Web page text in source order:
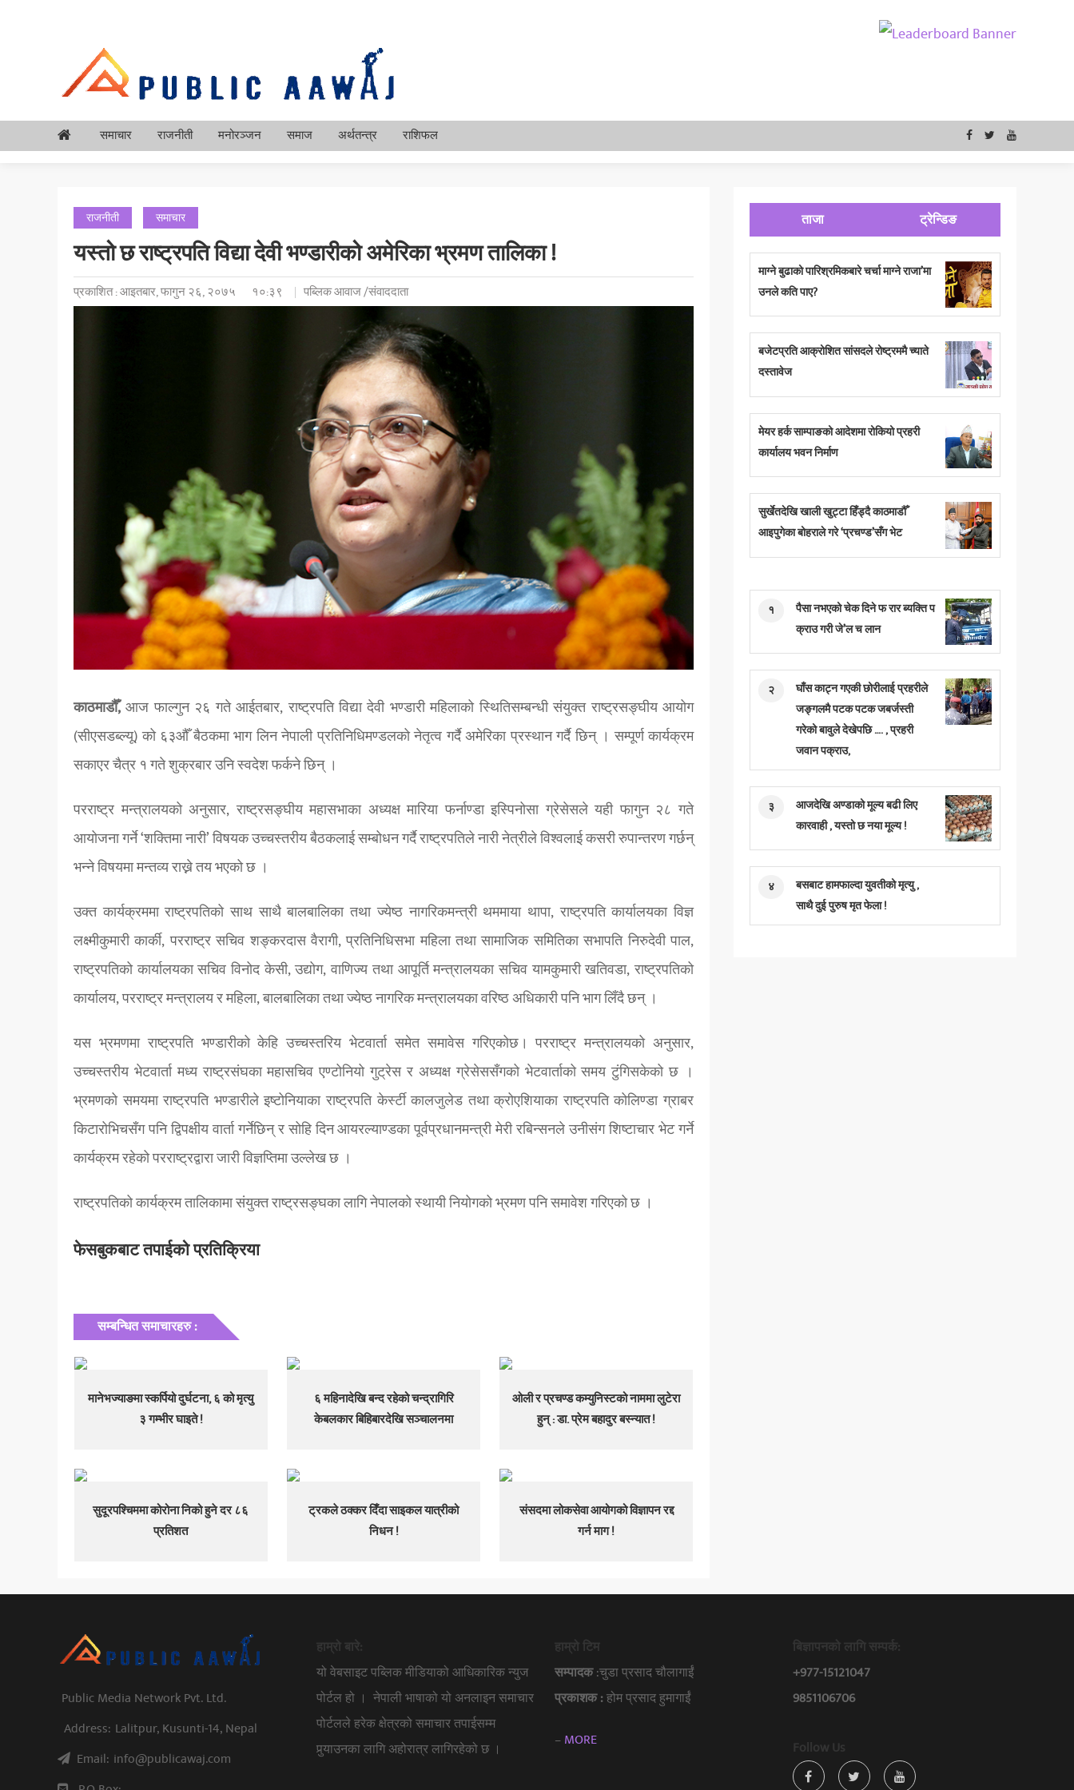
समाचार राजनीती मनोरञ्जन समाज अर्थतन्त्र राशिफल
राजनीती समाचार
यस्तो छ राष्ट्रपति विद्या देवी भण्डारीको अमेरिका भ्रमण तालिका !
प्रकाशित : आइतबार, फागुन २६, २०७५ १०:३९ पब्लिक आवाज /संवाददाता
काठमाडौँ,आज फाल्गुन २६ गते आईतबार, राष्ट्रपति विद्या देवी भण्डारी महिलाको स्थितिसम्बन्धी संयुक्त राष्ट्रसङ्घीय आयोग
(सीएसडब्ल्यू) को ६३औँ बैठकमा भाग लिन नेपाली प्रतिनिधिमण्डलको नेतृत्व गर्दै अमेरिका प्रस्थान गर्दै छिन् । सम्पूर्ण कार्यक्रम
सकाएर चैत्र १ गते शुक्रबार उनि स्वदेश फर्कने छिन् ।
परराष्ट्र मन्त्रालयको अनुसार, राष्ट्रसङ्घीय महासभाका अध्यक्ष मारिया फर्नाण्डा इस्पिनोसा ग्रेसेसले यही फागुन २८ गते
आयोजना गर्ने ‘शक्तिमा नारी’ विषयक उच्चस्तरीय बैठकलाई सम्बोधन गर्दै राष्ट्रपतिले नारी नेत्रीले विश्वलाई कसरी रुपान्तरण गर्छन्
भन्ने विषयमा मन्तव्य राख्ने तय भएको छ ।
उक्त कार्यक्रममा राष्ट्रपतिको साथ साथै बालबालिका तथा ज्येष्ठ नागरिकमन्त्री थममाया थापा, राष्ट्रपति कार्यालयका विज्ञ
लक्ष्मीकुमारी कार्की, परराष्ट्र सचिव शङ्करदास वैरागी, प्रतिनिधिसभा महिला तथा सामाजिक समितिका सभापति निरुदेवी पाल,
राष्ट्रपतिको कार्यालयका सचिव विनोद केसी, उद्योग, वाणिज्य तथा आपूर्ति मन्त्रालयका सचिव यामकुमारी खतिवडा, राष्ट्रपतिको
कार्यालय, परराष्ट्र मन्त्रालय र महिला, बालबालिका तथा ज्येष्ठ नागरिक मन्त्रालयका वरिष्ठ अधिकारी पनि भाग लिँदै छन् ।
यस भ्रमणमा राष्ट्रपति भण्डारीको केहि उच्चस्तरिय भेटवार्ता समेत समावेस गरिएकोछ। परराष्ट्र मन्त्रालयको अनुसार,
उच्चस्तरीय भेटवार्ता मध्य राष्ट्रसंघका महासचिव एण्टोनियो गुट्रेस र अध्यक्ष ग्रेसेससँगको भेटवार्ताको समय टुंगिसकेको छ ।
भ्रमणको समयमा राष्ट्रपति भण्डारीले इष्टोनियाका राष्ट्रपति केर्स्टी कालजुलेड तथा क्रोएशियाका राष्ट्रपति कोलिण्डा ग्राबर
किटारोभिचसँग पनि द्विपक्षीय वार्ता गर्नेछिन् र सोहि दिन आयरल्याण्डका पूर्वप्रधानमन्त्री मेरी रबिन्सनले उनीसंग शिष्टाचार भेट गर्ने
कार्यक्रम रहेको परराष्ट्रद्वारा जारी विज्ञप्तिमा उल्लेख छ ।
राष्ट्रपतिको कार्यक्रम तालिकामा संयुक्त राष्ट्रसङ्घका लागि नेपालको स्थायी नियोगको भ्रमण पनि समावेश गरिएको छ ।
फेसबुकबाट तपाईको प्रतिक्रिया
सम्बन्धित समाचारहरु :
मानेभज्याङमा स्कर्पियो दुर्घटना, ६ को मृत्यु
३ गम्भीर घाइते !
६ महिनादेखि बन्द रहेको चन्द्रागिरि
केबलकार बिहिबारदेखि सञ्चालनमा
ओली र प्रचण्ड कम्युनिस्टको नाममा लुटेरा
हुन् : डा. प्रेम बहादुर बस्न्यात !
सुदूरपश्चिममा कोरोना निको हुने दर ८६
प्रतिशत
ट्रकले ठक्कर दिँदा साइकल यात्रीको
निधन !
संसदमा लोकसेवा आयोगको विज्ञापन रद्द
गर्न माग !
ताजा ट्रेन्डिङ
माग्ने बुढाको पारिश्रमिकबारे चर्चा माग्ने राजा’मा
उनले कति पाए?
बजेटप्रति आक्रोशित सांसदले रोष्ट्रममै च्याते
दस्तावेज
मेयर हर्क साम्पाङको आदेशमा रोकियो प्रहरी
कार्यालय भवन निर्माण
सुर्खेतदेखि खाली खुट्टा हिँड्दै काठमाडौँ
आइपुगेका बोहराले गरे ‘प्रचण्ड’सँग भेट
१
पैसा नभएको चेक दिने फ रार ब्यक्ति प
क्राउ गरी जे’ल च लान
२
घाँस काट्न गएकी छोरीलाई प्रहरीले
जङ्गलमै पटक पटक जबर्जस्ती
गरेको बावुले देखेपछि …. , प्रहरी
जवान पक्राउ,
३
आजदेखि अण्डाको मूल्य बढी लिए
कारवाही , यस्तो छ नया मूल्य !
४
बसबाट हामफाल्दा युवतीको मृत्यु ,
साथै दुई पुरुष मृत फेला !
Public Media Network Pvt. Ltd.
Address: Lalitpur, Kusunti-14, Nepal
Email: info@publicawaj.com
हाम्रो बारे:
यो वेबसाइट पब्लिक मीडियाको आधिकारिक न्युज
पोर्टल हो । नेपाली भाषाको यो अनलाइन समाचार
पोर्टलले हरेक क्षेत्रको समाचार तपाईसम्म
पुर्‍याउनका लागि अहोरात्र लागिरहेको छ ।
हाम्रो टिम
सम्पादक:चुडा प्रसाद चौलागाईं
प्रकाशक :होम प्रसाद हुमागाईं
–MORE
बिज्ञापनको लागि सम्पर्क:
+977-15121047
9851106706
Follow Us